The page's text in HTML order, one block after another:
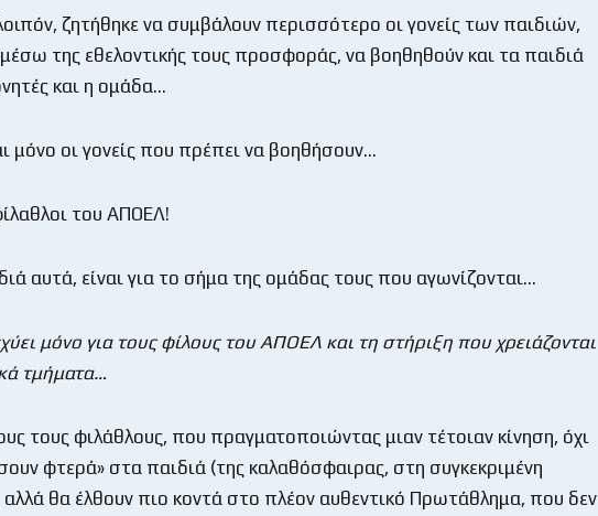
ζητήθηκε να συμβάλουν περισσότερο οι γονείς των παιδιών,
της εθελοντικής τους προσφοράς, να βοηθηθούν και τα παιδιά
και η ομάδα…
μόνο οι γονείς που πρέπει να βοηθήσουν…
του ΑΠΟΕΛ!
αυτά, είναι για το σήμα της ομάδας τους που αγωνίζονται…
μόνο για τους φίλους του ΑΠΟΕΛ και τη στήριξη που χρειάζονται
τμήματα…
τους φιλάθλους, που πραγματοποιώντας μιαν τέτοιαν κίνηση, όχι
φτερά» στα παιδιά (της καλαθόσφαιρας, στη συγκεκριμένη
θα έλθουν πιο κοντά στο πλέον αυθεντικό Πρωτάθλημα, που δεν